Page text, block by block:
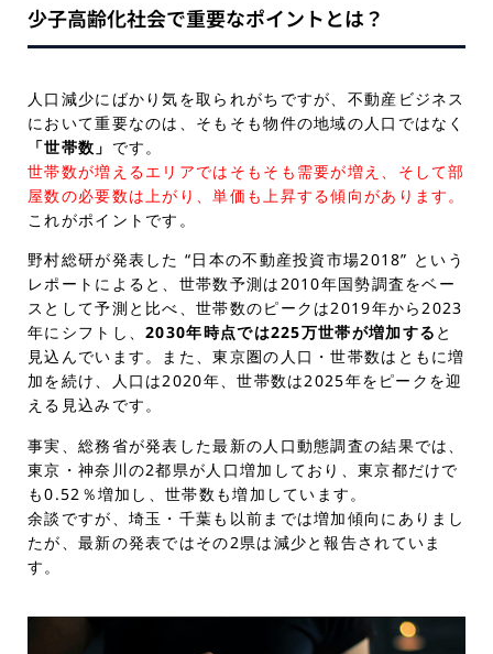
少子高齢化社会で重要なポイントとは？
人口減少にばかり気を取られがちですが、不動産ビジネス
において重要なのは、そもそも物件の地域の人口ではなく
「世帯数」 です。
世帯数が増えるエリアではそもそも需要が増え、そして部
屋数の必要数は上がり、単価も上昇する傾向があります。
これがポイントです。
野村総研が発表した “日本の不動産投資市場2018” という
レポートによると、世帯数予測は2010年国勢調査をベー
スとして予測と比べ、世帯数のピークは2019年から2023
年にシフトし、2030年時点では225万世帯が増加する と
見込んでいます。また、東京圏の人口・世帯数はともに増
加を続け、人口は2020年、世帯数は2025年をピークを迎
える見込みです。
事実、総務省が発表した最新の人口動態調査の結果では、
東京・神奈川の2都県が人口増加しており、東京都だけで
も0.52％増加し、世帯数も増加しています。
余談ですが、埼玉・千葉も以前までは増加傾向にありまし
たが、最新の発表ではその2県は減少と報告されていま
す。